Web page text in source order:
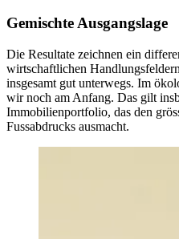
Gemischte Ausgangslage
Die Resultate zeichnen ein
wirtschaftlichen
insgesamt gut unterwegs. Im
wir noch am Anfang. Das gilt
Immobilienportfolio, das den
Fussabdrucks ausmacht.